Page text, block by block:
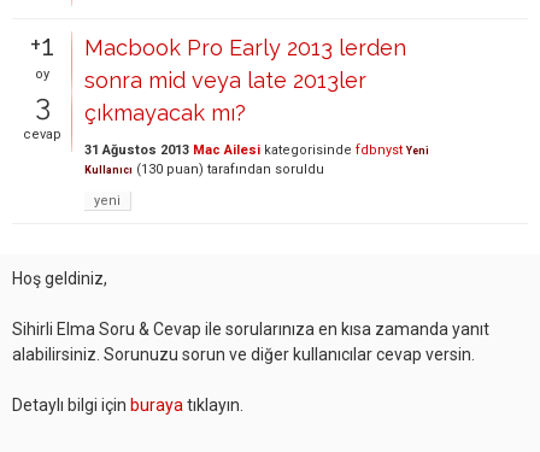
+1
oy
3
cevap
Macbook Pro Early 2013 lerden
sonra mid veya late 2013ler
çıkmayacak mı?
31 Ağustos 2013 Mac Ailesi kategorisinde fdbnyst Yeni
Kullanıcı (130 puan) tarafından soruldu
yeni
Hoş geldiniz,
Sihirli Elma Soru & Cevap ile sorularınıza en kısa zamanda yanıt
alabilirsiniz. Sorunuzu sorun ve diğer kullanıcılar cevap versin.
Detaylı bilgi için buraya tıklayın.